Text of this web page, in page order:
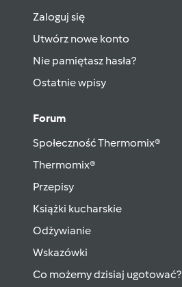
Zaloguj się
Utwórz nowe konto
Nie pamiętasz hasła?
Ostatnie wpisy
Forum
Społeczność Thermomix®
Thermomix®
Przepisy
Książki kucharskie
Odżywianie
Wskazówki
Co możemy dzisiaj ugotować?